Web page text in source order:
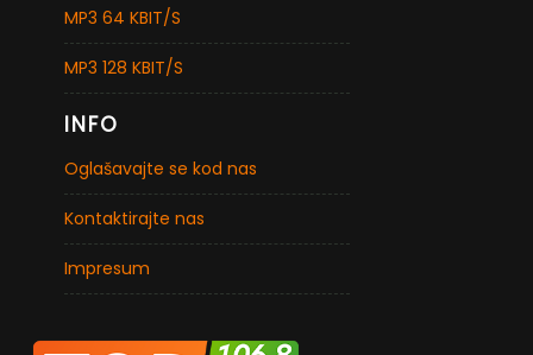
MP3 64 KBIT/S
MP3 128 KBIT/S
INFO
Oglašavajte se kod nas
Kontaktirajte nas
Impresum